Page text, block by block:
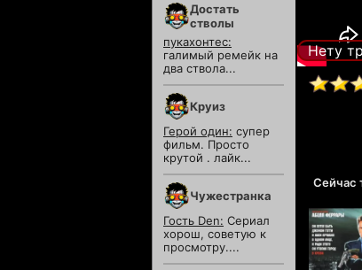
Нету
Сейчас
Достать
стволы
пукахонтес:
галимый ремейк на
два ствола...
Круиз
Герой один: супер
фильм. Просто
крутой . лайк...
Чужестранка
Гость Den: Сериал
хорош, советую к
просмотру....